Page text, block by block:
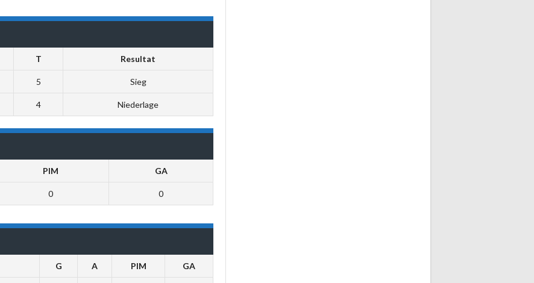
T Resultat
5 Sieg
4 Niederlage
PIM GA
0 0
G A PIM GA